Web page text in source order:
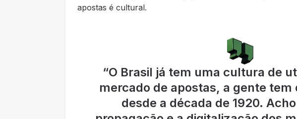
apostas é cultural.
“O Brasil já tem uma cultura de
mercado de apostas, a gente tem
desde a década de 1920.